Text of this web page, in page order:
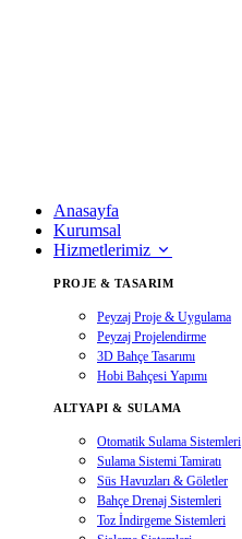
Anasayfa
Kurumsal
Hizmetlerimiz
PROJE & TASARIM
Peyzaj Proje & Uygulama
Peyzaj Projelendirme
3D Bahçe Tasarımı
Hobi Bahçesi Yapımı
ALTYAPI & SULAMA
Otomatik Sulama Sistemleri
Sulama Sistemi Tamiratı
Süs Havuzları & Göletler
Bahçe Drenaj Sistemleri
Toz İndirgeme Sistemleri